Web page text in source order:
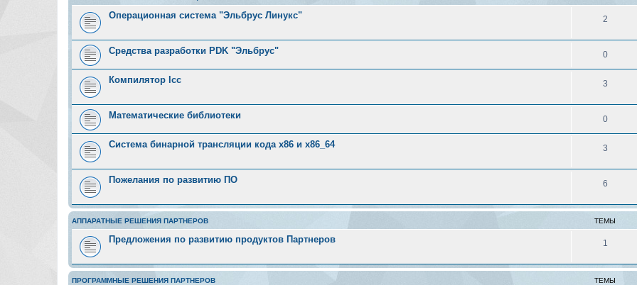
Операционная система "Эльбрус Линукс" 2
Средства разработки PDK "Эльбрус" 0
Компилятор lcc 3
Математические библиотеки 0
Система бинарной трансляции кода х86 и х86_64 3
Пожелания по развитию ПО 6
АППАРАТНЫЕ РЕШЕНИЯ ПАРТНЕРОВ ТЕМЫ
Предложения по развитию продуктов Партнеров 1
ПРОГРАММНЫЕ РЕШЕНИЯ ПАРТНЕРОВ ТЕМЫ